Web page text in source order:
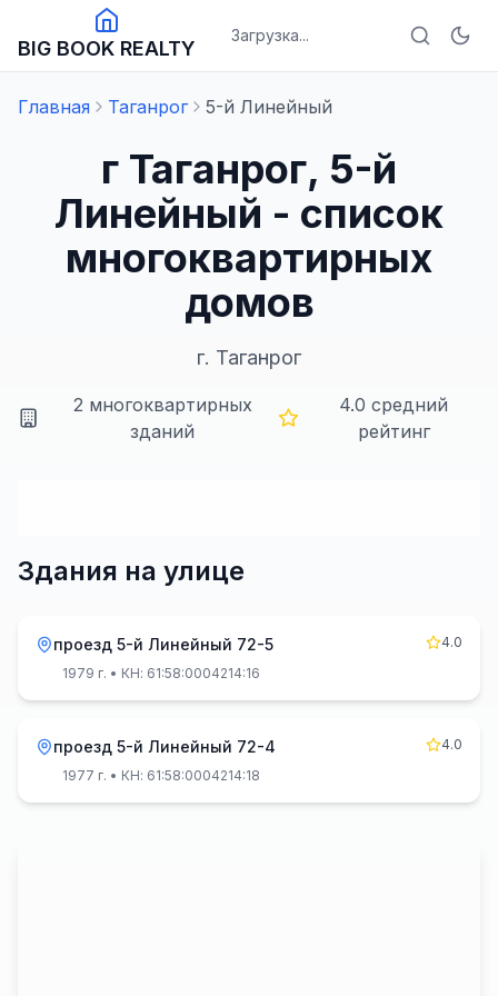
BIG BOOK REALTY
Загрузка...
Главная Таганрог 5-й Линейный
г Таганрог, 5-й
Линейный - список
многоквартирных
домов
г. Таганрог
2 многоквартирных
зданий
4.0 средний
рейтинг
Здания на улице
проезд 5-й Линейный 72-5
4.0
1979 г. • КН: 61:58:0004214:16
проезд 5-й Линейный 72-4
4.0
1977 г. • КН: 61:58:0004214:18